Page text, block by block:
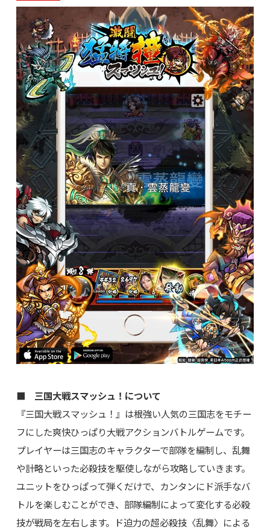
■ 三国大戦スマッシュ！について
『三国大戦スマッシュ！』は根強い人気の三国志をモチー
フにした爽快ひっぱり大戦アクションバトルゲームです。
プレイヤーは三国志のキャラクターで部隊を編制し、乱舞
や計略といった必殺技を駆使しながら攻略していきます。
ユニットをひっぱって弾くだけで、カンタンにド派手なバ
トルを楽しむことができ、部隊編制によって変化する必殺
技が戦局を左右します。ド迫力の超必殺技〈乱舞〉による